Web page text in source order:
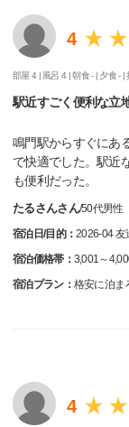
4
部屋 4 | 風呂 4 |朝食 - | 夕食 - |
駅近すごく便利な立
鳴門駅からすぐにあ
で快適でした。駅近
も便利だった。
たるさんさん/50代男性
宿泊日/目的：2026-04 友
宿泊価格帯： 3,001～
宿泊プラン： 格安に泊ま
4